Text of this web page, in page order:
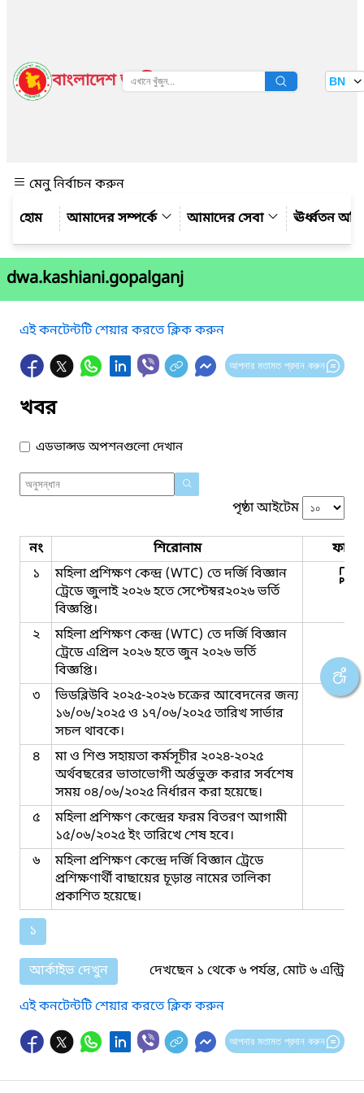
বাংলাদেশ জাতীয় তথ্য বাতায়ন BN
মেনু নির্বাচন করুন
আমাদের সম্পর্কে
আমাদের সেবা ঊর্ধ্বতন
dwa.kashiani.gopalganj
এই কনটেন্টটি শেয়ার করতে ক্লিক করুন
আপনার মতামত প্রদান করুন
খবর
এডভান্সড অপশনগুলো দেখান
পৃষ্ঠা আইটেম
নং শিরোনাম
ফাইল
১
মহিলা প্রশিক্ষণ কেন্দ্র (WTC) তে দর্জি বিজ্ঞান
ট্রেডে জুলাই ২০২৬ হতে সেপ্টেম্বর২০২৬ ভর্তি
বিজ্ঞপ্তি।
২
মহিলা প্রশিক্ষণ কেন্দ্র (WTC) তে দর্জি বিজ্ঞান
ট্রেডে এপ্রিল ২০২৬ হতে জুন ২০২৬ ভর্তি
বিজ্ঞপ্তি।
৩
ভিডব্লিউবি ২০২৫-২০২৬ চক্রের আবেদনের জন্য
১৬/০৬/২০২৫ ও ১৭/০৬/২০২৫ তারিখ সার্ভার
সচল থাবকে।
৪
মা ও শিশু সহায়তা কর্মসূচীর ২০২৪-২০২৫
অর্থবছরের ভাতাভোগী অর্ন্তভুক্ত করার সর্বশেষ
সময় ০৪/০৬/২০২৫ নির্ধারন করা হয়েছে।
৫
মহিলা প্রশিক্ষণ কেন্দ্রের ফরম বিতরণ আগামী
১৫/০৬/২০২৫ ইং তারিখে শেষ হবে।
৬
মহিলা প্রশিক্ষণ কেন্দ্রে দর্জি বিজ্ঞান ট্রেডে
প্রশিক্ষণার্থী বাছায়ের চূড়ান্ত নামের তালিকা
প্রকাশিত হয়েছে।
১
আর্কাইভ দেখুন
দেখছেন ১ থেকে ৬ পর্যন্ত, মোট ৬ এন্ট্রি
এই কনটেন্টটি শেয়ার করতে ক্লিক করুন
আপনার মতামত প্রদান করুন